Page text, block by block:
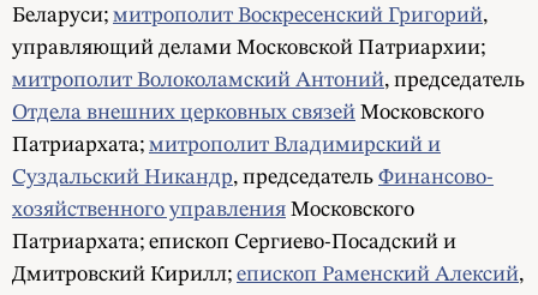
Беларуси; митрополит Воскресенский Григорий,
управляющий делами Московской Патриархии;
митрополит Волоколамский Антоний, председатель
Отдела внешних церковных связей Московского
Патриархата; митрополит Владимирский и
Суздальский Никандр, председатель Финансово-
хозяйственного управления Московского
Патриархата; епископ Сергиево-Посадский и
Дмитровский Кирилл; епископ Раменский Алексий,